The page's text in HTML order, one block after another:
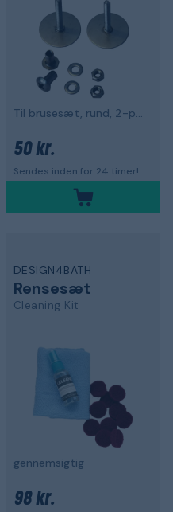
Til brusesæt, rund, 2-pak
50 kr.
Sendes inden for 24 timer!
DESIGN4BATH
Rensesæt
Cleaning Kit
gennemsigtig
98 kr.